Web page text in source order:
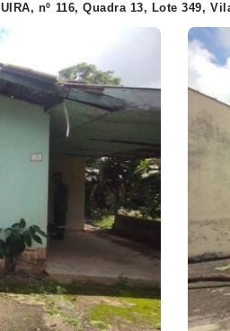
nº 116, Quadra 13, Lote 349,